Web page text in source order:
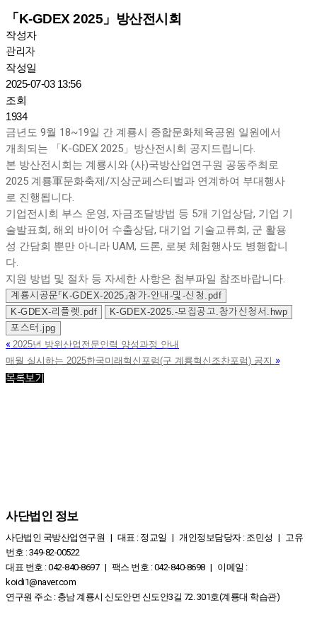
「K-GDEX 2025」방산전시회
작성자
관리자
작성일
2025-07-03 13:56
조회
1934
금년도 9월 18~19일 간 계룡시 종합문화체육공원 일원에서
개최되는 「K-GDEX 2025」방산전시회 공지드립니다.
본 방산전시회는 계룡시와 (사)국방산업연구원 공동주최로
2025 계룡軍문화축제/지상군페스티벌과 연계하여 부대행사
로 진행됩니다.
기업전시회 부스 운영, 자금조달방법 등 5개 기업상담, 기업 기
술발표회, 해외 바이어 수출상담, 대기업 기술교류회, 군 활용
성 간담회 뿐만 아니라 UAM, 드론, 로봇 체험행사도 병행합니
다.
지원 방법 및 절차 등 자세한 사항은 첨부파일 참조바랍니다.
계룡시공문「K-GDEX-2025」참가-안내-및-신청.pdf
K-GDEX-리플렛.pdf
K-GDEX-2025.-모집공고.참가신청서.hwp
포스터.jpg
« 2025년 방위산업전문인력 양성과정 안내
매월 실시하는 2025한국미래혁신포럼(구 계룡혁신조찬포럼) 공지 »
목록보기
사단법인 정보
사단법인 국방산업연구원 | 대표 : 정교일 | 개인정보담당자 : 조민성 | 고유
번호 : 349-82-00522
대표 번호 : 042-840-8697 | 팩스 번호 : 042-840-8698 | 이메일 :
koidi1@naver.com
연구원 주소 : 충남 계룡시 신도안면 신도안3길 72. 301호(계룡대 학습관)